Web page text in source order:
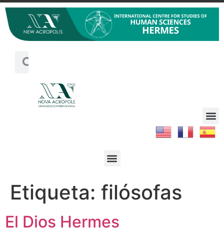
Etiqueta: filósofas
El Dios Hermes